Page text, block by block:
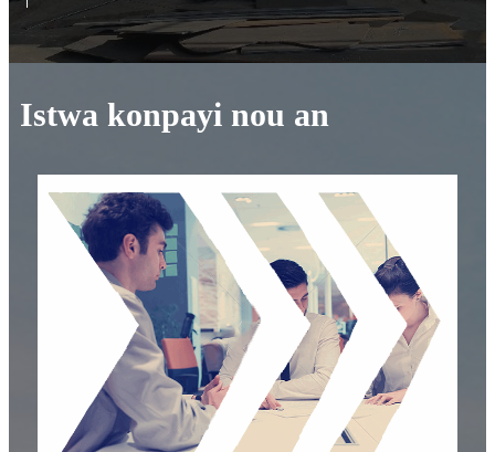
Istwa konpayi nou an